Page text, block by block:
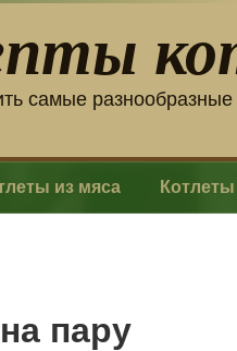
самые
из мяса
пару